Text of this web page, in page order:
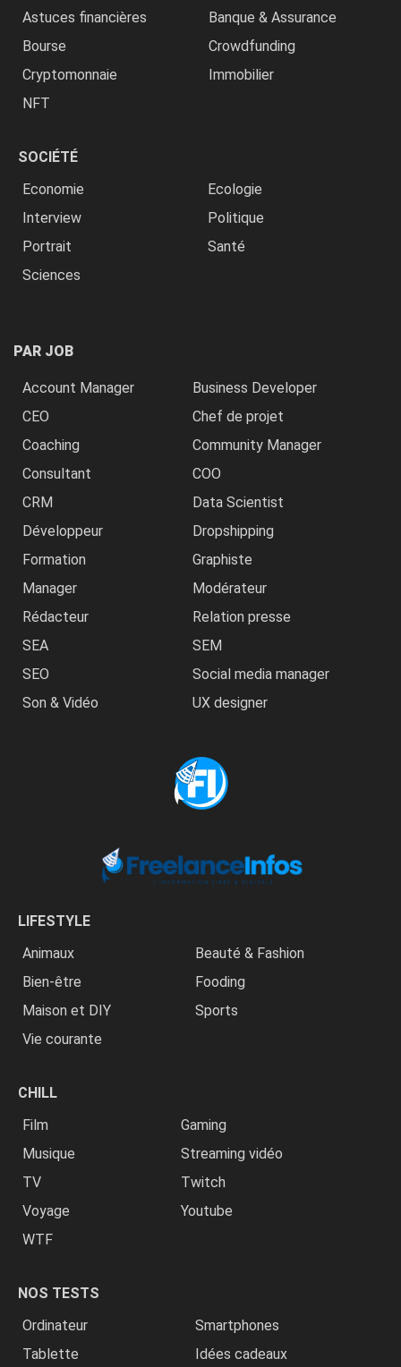
Astuces financières
Banque & Assurance
Bourse
Crowdfunding
Cryptomonnaie
Immobilier
NFT
SOCIÉTÉ
Economie
Ecologie
Interview
Politique
Portrait
Santé
Sciences
PAR JOB
Account Manager
Business Developer
CEO
Chef de projet
Coaching
Community Manager
Consultant
COO
CRM
Data Scientist
Développeur
Dropshipping
Formation
Graphiste
Manager
Modérateur
Rédacteur
Relation presse
SEA
SEM
SEO
Social media manager
Son & Vidéo
UX designer
LIFESTYLE
Animaux
Beauté & Fashion
Bien-être
Fooding
Maison et DIY
Sports
Vie courante
CHILL
Film
Gaming
Musique
Streaming vidéo
TV
Twitch
Voyage
Youtube
WTF
NOS TESTS
Ordinateur
Smartphones
Tablette
Idées cadeaux